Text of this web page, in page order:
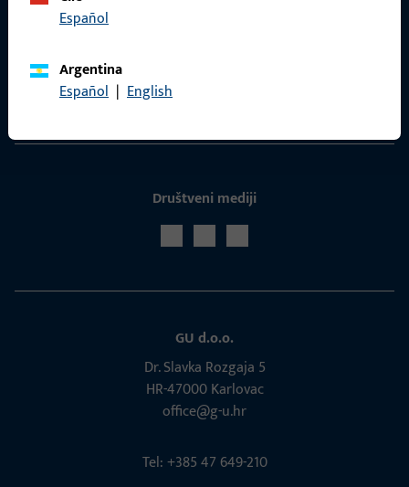
Español
Argentina
Español | English
Društveni mediji
GU d.o.o.
Dr. Slavka Rozgaja 5
HR-47000 Karlovac
office@g-u.hr
Tel: +385 47 649-210